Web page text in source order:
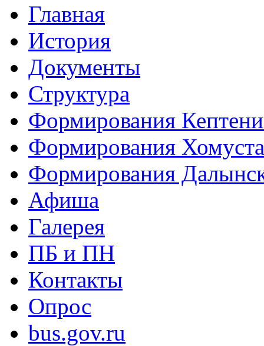
Главная
История
Документы
Структура
Формирования
Формирования
Формирования
Афиша
Галерея
ПБ и ПН
Контакты
Опрос
bus.gov.ru